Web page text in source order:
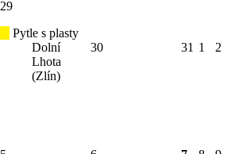
29
Pytle s plasty
Dolní
Lhota
(Zlín)
30 31 1 2